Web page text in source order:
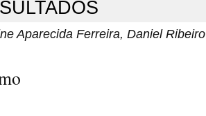
Aparecida Ferreira, Daniel